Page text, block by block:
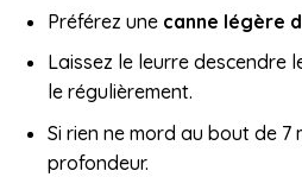
Préférez une canne légère
Laissez le leurre descendre
le régulièrement.
Si rien ne mord au bout de 7
profondeur.